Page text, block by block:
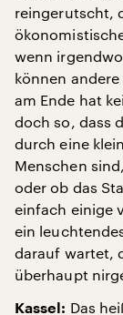
reingerutscht,
wenn
können
am Ende hat
doch so, dass
durch eine
Menschen
oder ob das
einfach einige
ein
darauf wartet,
überhaupt
Kassel: Das